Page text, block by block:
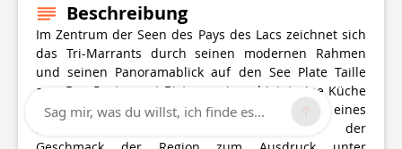
Beschreibung
Im Zentrum der Seen des Pays des Lacs zeichnet sich
das Tri-Marrants durch seinen modernen Rahmen
und seinen Panoramablick auf den See Plate Taille
aus. Das Restaurant Bistronomique bietet eine Küche
mit dem Charme eines Bistros und der Eleganz eines
Feinschmeckerrestaurants. Hier kommt der
Sag mir, was du willst, ich finde es...